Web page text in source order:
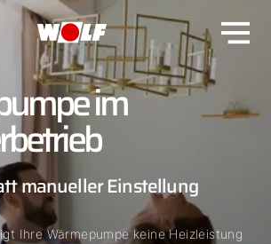
im
manueller Einstellung
Ihre Wärmepumpe keine Heizleistung